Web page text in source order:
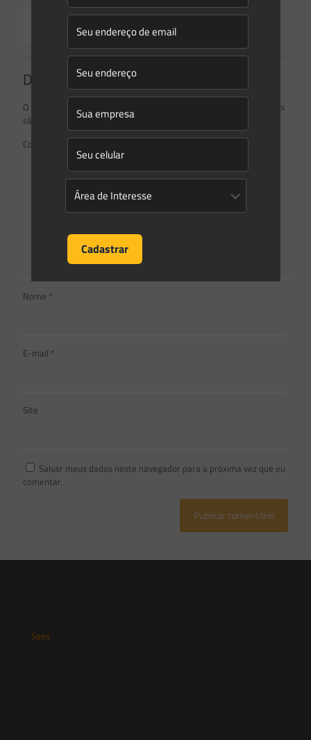
Read more
Deixe um comentário
O seu endereço de e-mail não será publicado.
Campos obrigatórios
são marcados com*
Comentário
Nome *
E-mail *
Site
Salvar meus dados neste navegador para a próxima vez que eu
comentar.
Saes